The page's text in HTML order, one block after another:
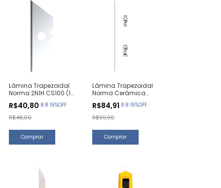
Lâmina Trapezoidal
Norma 2N1H CS100 (10
R$40,80 8.8 15%OFF
R$48,00
Lâmina Trapezoidal
Norma Cerâmica
R$84,91 8.8 15%OFF
R$99,90